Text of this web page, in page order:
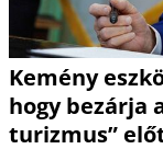
Kemény
hogy bezárja
turizmus”